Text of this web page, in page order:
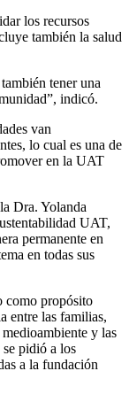
los recursos
también la salud
tener una
indicó.
van
lo cual es una de
en la UAT
Dra. Yolanda
UAT,
permanente en
en todas sus
como propósito
entre las familias,
y las
pidió a los
a la fundación